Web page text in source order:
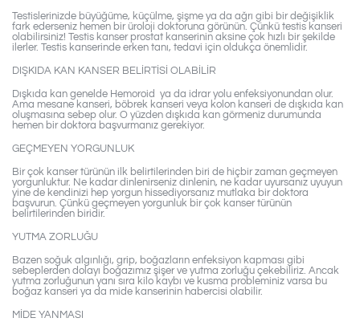
Testislerinizde büyüğüme, küçülme, şişme ya da ağrı gibi bir değişiklik
fark ederseniz hemen bir üroloji doktoruna görünün. Çünkü testis kanseri
olabilirsiniz! Testis kanser prostat kanserinin aksine çok hızlı bir şekilde
ilerler. Testis kanserinde erken tanı, tedavi için oldukça önemlidir.
DIŞKIDA KAN KANSER BELİRTİSİ OLABİLİR
Dışkıda kan genelde Hemoroid ya da idrar yolu enfeksiyonundan olur.
Ama mesane kanseri, böbrek kanseri veya kolon kanseri de dışkıda kan
oluşmasına sebep olur. O yüzden dışkıda kan görmeniz durumunda
hemen bir doktora başvurmanız gerekiyor.
GEÇMEYEN YORGUNLUK
Bir çok kanser türünün ilk belirtilerinden biri de hiçbir zaman geçmeyen
yorgunluktur. Ne kadar dinlenirseniz dinlenin, ne kadar uyursanız uyuyun
yine de kendinizi hep yorgun hissediyorsanız mutlaka bir doktora
başvurun. Çünkü geçmeyen yorgunluk bir çok kanser türünün
belirtilerinden biridir.
YUTMA ZORLUĞU
Bazen soğuk algınlığı, grip, boğazların enfeksiyon kapması gibi
sebeplerden dolayı boğazımız şişer ve yutma zorluğu çekebiliriz. Ancak
yutma zorluğunun yanı sıra kilo kaybı ve kusma probleminiz varsa bu
boğaz kanseri ya da mide kanserinin habercisi olabilir.
MİDE YANMASI